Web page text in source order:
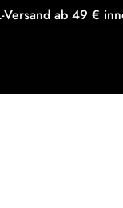
Versand ab 49 €